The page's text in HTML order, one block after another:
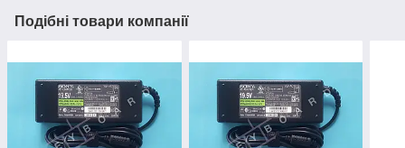
Подібні товари компанії